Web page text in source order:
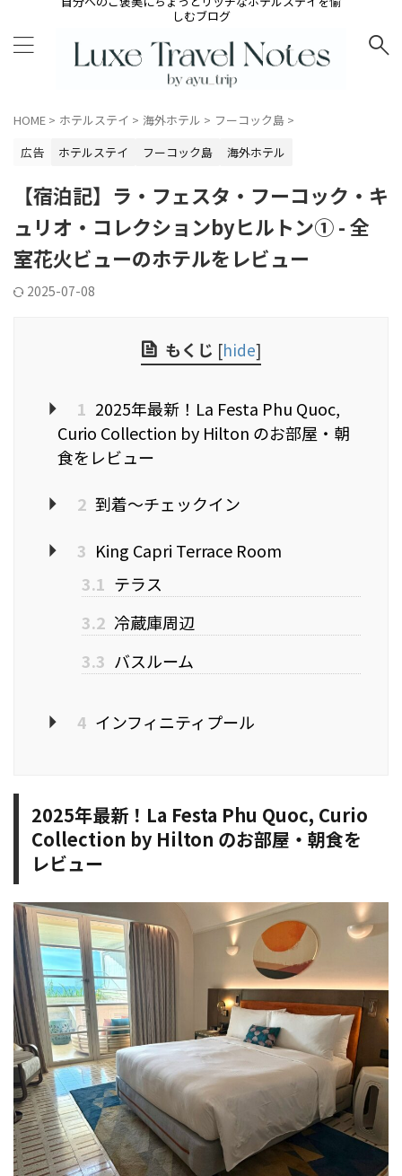
しむブログ
HOME > ホテルステイ > 海外ホテル > フーコック島 >
広告
ホテルステイ フーコック島 海外ホテル
【宿泊記】ラ・フェスタ・フーコック・キ
ュリオ・コレクションbyヒルトン① - 全
室花火ビューのホテルをレビュー
2025-07-08
もくじ [hide]
1 2025年最新！La Festa Phu Quoc,
Curio Collection by Hilton のお部屋・朝
食をレビュー
2 到着～チェックイン
3 King Capri Terrace Room
3.1 テラス
3.2 冷蔵庫周辺
3.3 バスルーム
4 インフィニティプール
2025年最新！La Festa Phu Quoc, Curio
Collection by Hilton のお部屋・朝食を
レビュー